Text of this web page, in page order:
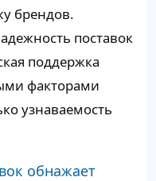
брендов.
поставок
поддержка
факторами
узнаваемость
обнажает